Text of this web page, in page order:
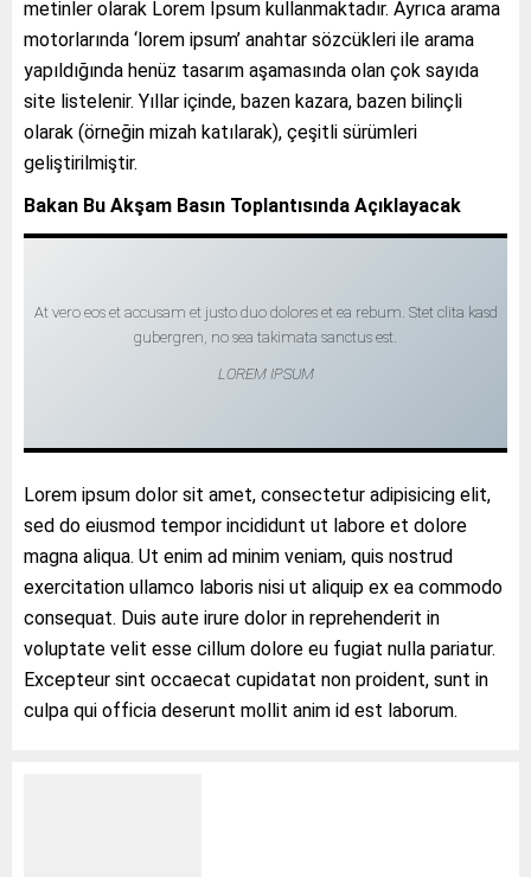
metinler olarak Lorem Ipsum kullanmaktadır. Ayrıca arama
motorlarında ‘lorem ipsum’ anahtar sözcükleri ile arama
yapıldığında henüz tasarım aşamasında olan çok sayıda
site listelenir. Yıllar içinde, bazen kazara, bazen bilinçli
olarak (örneğin mizah katılarak), çeşitli sürümleri
geliştirilmiştir.
Bakan Bu Akşam Basın Toplantısında Açıklayacak
At vero eos et accusam et justo duo dolores et ea rebum. Stet clita kasd
gubergren, no sea takimata sanctus est.
LOREM IPSUM
Lorem ipsum dolor sit amet, consectetur adipisicing elit,
sed do eiusmod tempor incididunt ut labore et dolore
magna aliqua. Ut enim ad minim veniam, quis nostrud
exercitation ullamco laboris nisi ut aliquip ex ea commodo
consequat. Duis aute irure dolor in reprehenderit in
voluptate velit esse cillum dolore eu fugiat nulla pariatur.
Excepteur sint occaecat cupidatat non proident, sunt in
culpa qui officia deserunt mollit anim id est laborum.